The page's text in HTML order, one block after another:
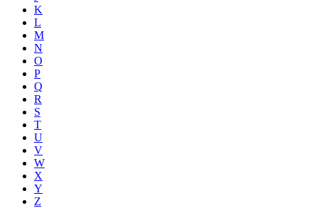
K
L
M
N
O
P
Q
R
S
T
U
V
W
X
Y
Z